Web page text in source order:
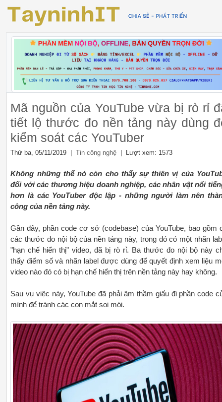
Mã nguồn của YouTube vừa bị rò rỉ
tiết lộ thước đo nền tảng này dùng
kiểm soát các YouTuber
Thứ ba, 05/11/2019 |Tin công nghệ | Lượt xem: 1573
Không những thế nó còn cho thấy sự thiên vị của
đối với các thương hiệu doanh nghiệp, các nhân vật nổi
hơn là các YouTuber độc lập - những người làm nên
công của nền tảng này.
Gần đây, phần code cơ sở (codebase) của YouTube, bao gồm
các thước đo nội bộ của nền tảng này, trong đó có một nhãn
"hạn chế hiển thị" video, đã bị rò rỉ. Ba thước đo nội bộ này
thấy điểm số và nhãn label được dùng để quyết định xem liệu
video nào đó có bị hạn chế hiển thị trên nền tảng này hay không.
Sau vụ việc này, YouTube đã phải âm thầm giấu đi phần code
mình để tránh các con mắt soi mói.